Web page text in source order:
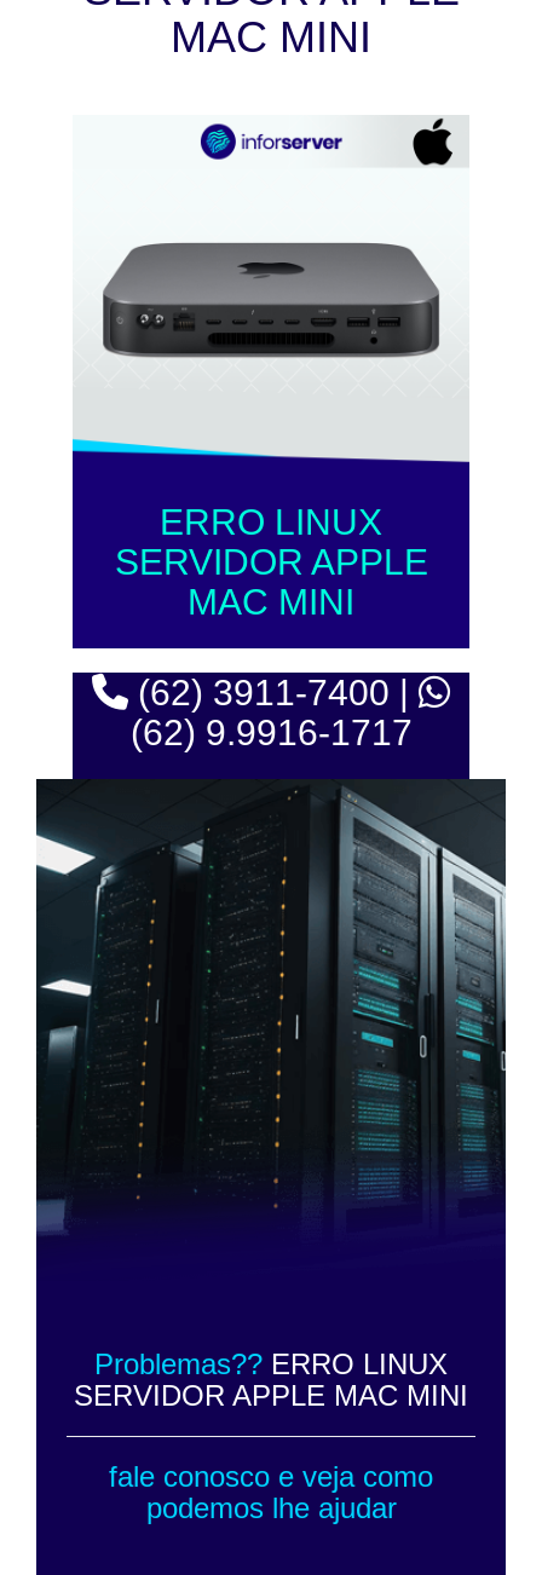
MAC MINI
ERRO LINUX
SERVIDOR APPLE
MAC MINI
(62) 3911-7400 |
(62) 9.9916-1717
Problemas?? ERRO LINUX
SERVIDOR APPLE MAC MINI
fale conosco e veja como
podemos lhe ajudar